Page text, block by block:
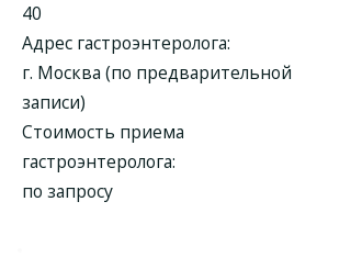
40
Адрес гастроэнтеролога:
г. Москва (по предварительной
записи)
Стоимость приема
гастроэнтеролога:
по запросу